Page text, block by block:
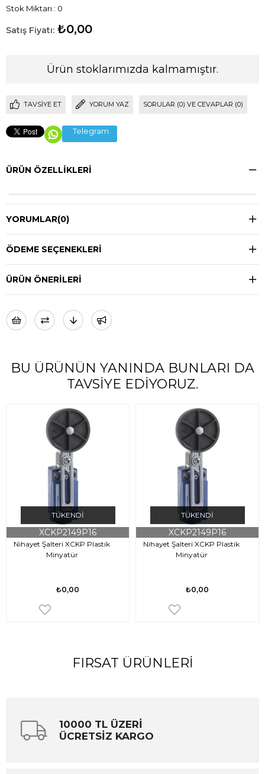
Stok Miktarı : 0
₺0,00
Ürün stoklarımızda kalmamıştır.
TAVSIYE ET YORUM YAZ SORULAR (0) VE CEVAPLAR (0)
Telegram
ÜRÜN ÖZELLIKLERI
YORUMLAR(0)
ÖDEME SEÇENEKLERI
ÜRÜN ÖNERILERI
BU ÜRÜNÜN YANINDA BUNLARI DA
TAVSIYE EDIYORUZ.
TÜKENDI
Nihayet Şalteri XCKP Plastik
Minyatür
XCKP2149P16
₺0,00
TÜKENDI
Nihayet Şalteri XCKP Plastik
Minyatür
XCKP2149P16
₺0,00
FIRSAT ÜRÜNLERI
10000 TL ÜZERİ
ÜCRETSİZ KARGO